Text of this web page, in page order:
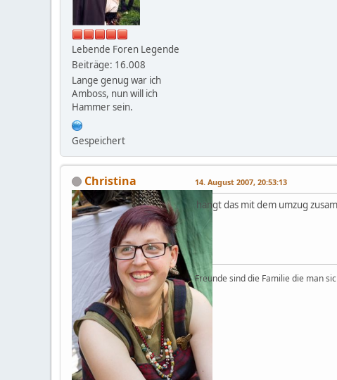
Lebende Foren Legende
Beiträge: 16.008
Lange genug war ich
Amboss, nun will ich
Hammer sein.
Gespeichert
Christina 14. August 2007, 20:53:13
hängt das mit dem umzug
Freunde sind die Familie die man